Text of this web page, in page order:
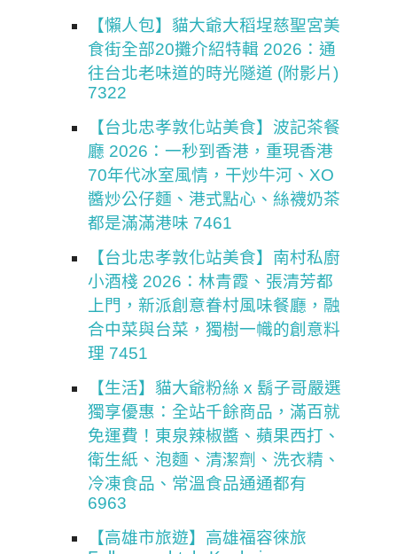
【懶人包】貓大爺大稻埕慈聖宮美
食街全部20攤介紹特輯 2026：通
往台北老味道的時光隧道 (附影片)
7322
【台北忠孝敦化站美食】波記茶餐
廳 2026：一秒到香港，重現香港
70年代冰室風情，干炒牛河、XO
醬炒公仔麵、港式點心、絲襪奶茶
都是滿滿港味 7461
【台北忠孝敦化站美食】南村私廚
小酒棧 2026：林青霞、張清芳都
上門，新派創意眷村風味餐廳，融
合中菜與台菜，獨樹一幟的創意料
理 7451
【生活】貓大爺粉絲 x 鬍子哥嚴選
獨享優惠：全站千餘商品，滿百就
免運費！東泉辣椒醬、蘋果西打、
衛生紙、泡麵、清潔劑、洗衣精、
冷凍食品、常溫食品通通都有
6963
【高雄市旅遊】高雄福容徠旅